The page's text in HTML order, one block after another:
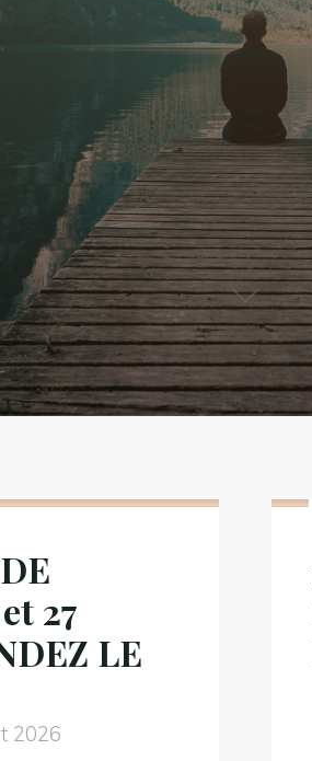
27
LE
2026